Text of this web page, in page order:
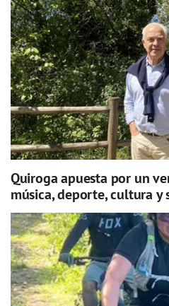
Quiroga apuesta por un
música, deporte, cultura y